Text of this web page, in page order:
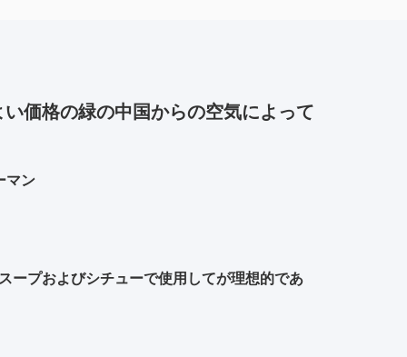
価格の緑の中国からの空気によって
マン
ープおよびシチューで使用してが理想的であ